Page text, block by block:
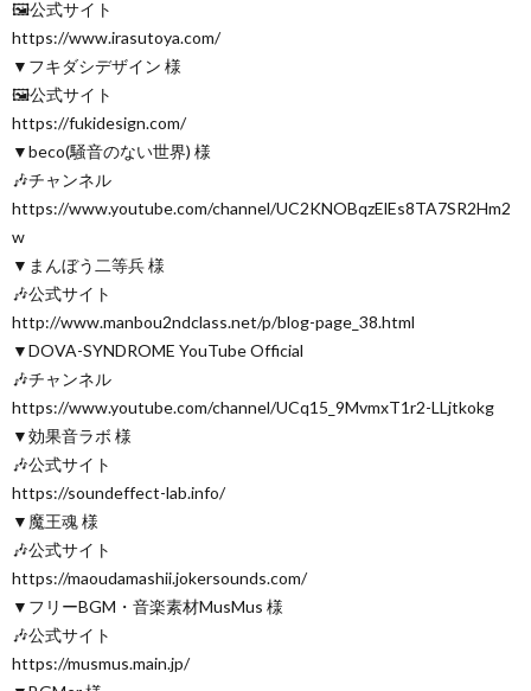
🖼公式サイト
https://www.irasutoya.com/
▼フキダシデザイン 様
🖼公式サイト
https://fukidesign.com/
▼beco(騒音のない世界) 様
🎶チャンネル
https://www.youtube.com/channel/UC2KNOBqzElEs8TA7SR2Hm2
w
▼まんぼう二等兵 様
🎶公式サイト
http://www.manbou2ndclass.net/p/blog-page_38.html
▼DOVA-SYNDROME YouTube Official
🎶チャンネル
https://www.youtube.com/channel/UCq15_9MvmxT1r2-LLjtkokg
▼効果音ラボ 様
🎶公式サイト
https://soundeffect-lab.info/
▼魔王魂 様
🎶公式サイト
https://maoudamashii.jokersounds.com/
▼フリーBGM・音楽素材MusMus 様
🎶公式サイト
https://musmus.main.jp/